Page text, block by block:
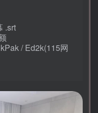
.srt
/ Ed2k(115网